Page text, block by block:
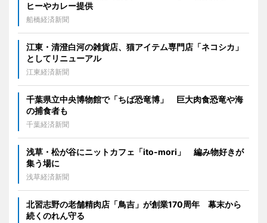
ヒーやカレー提供
船橋経済新聞
江東・清澄白河の雑貨店、猫アイテム専門店「ネコシカ」
としてリニューアル
江東経済新聞
千葉県立中央博物館で「ちば恐竜博」 巨大肉食恐竜や海
の捕食者も
千葉経済新聞
浅草・松が谷にニットカフェ「ito-mori」 編み物好きが
集う場に
浅草経済新聞
北習志野の老舗精肉店「鳥吉」が創業170周年 幕末から
続くのれん守る